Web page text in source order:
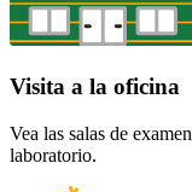
Visita a la oficina
Vea las salas de
laboratorio.